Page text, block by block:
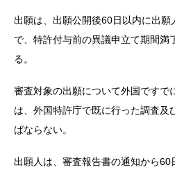
出願は、出願公開後60日以内に出願
で、特許付与前の異議申立て期間満
る。
審査対象の出願について外国ですで
は、外国特許庁で既に行った調査及
ばならない。
出願人は、審査報告書の通知から